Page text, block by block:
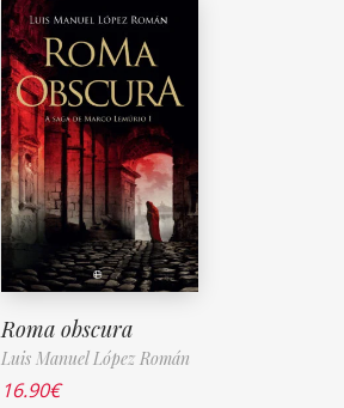
Roma obscura
Luis Manuel López Román
16.90€